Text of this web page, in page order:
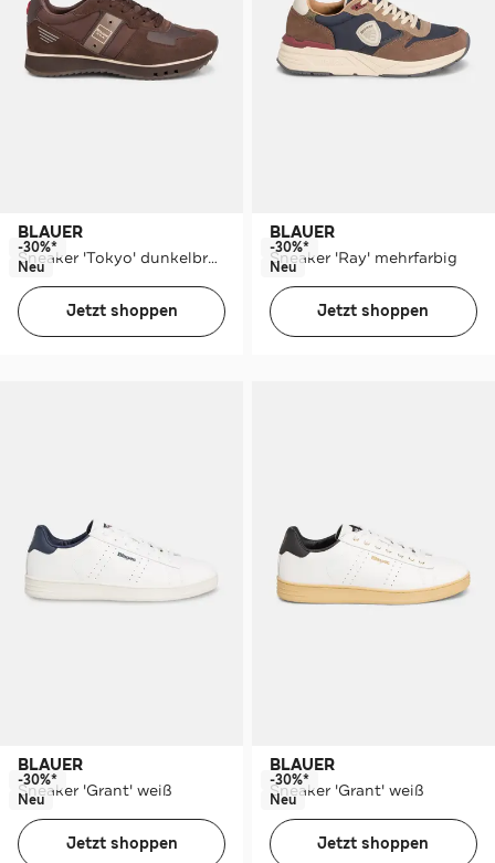
BLAUER
Sneaker 'Tokyo' dunkelbraun
-30%*
Neu
Jetzt shoppen
BLAUER
Sneaker 'Ray' mehrfarbig
-30%*
Neu
Jetzt shoppen
BLAUER
Sneaker 'Grant' weiß
-30%*
Neu
Jetzt shoppen
BLAUER
Sneaker 'Grant' weiß
-30%*
Neu
Jetzt shoppen